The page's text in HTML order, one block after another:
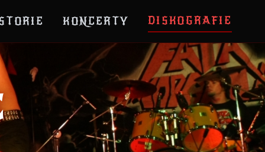
KONCERTY DISKOGRAFIE